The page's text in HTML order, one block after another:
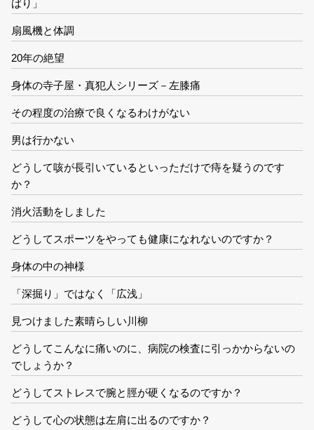
ばり」
扇風機と体調
20年の絶望
身体の寺子屋・真犯人シリーズ－左膝痛
その程度の治療で良くなるわけがない
男は行かない
どうして咳が長引いているといっただけで痔を疑うのです
か？
消火活動をしました
どうしてスポーツをやっても健康になれないのですか？
身体の中の神様
「深掘り」ではなく「広浅」
見つけました素晴らしい川柳
どうしてこんなに痛いのに、病院の検査に引っかからないの
でしょうか？
どうしてストレスで腕と脛が硬くなるのですか？
どうして心の状態は左肩に出るのですか？